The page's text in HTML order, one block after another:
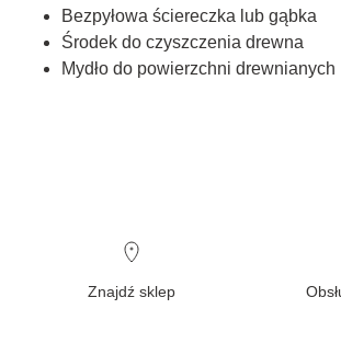
Bezpyłowa ściereczka lub gąbka
Środek do czyszczenia drewna
Mydło do powierzchni drewnianych
Znajdź sklep